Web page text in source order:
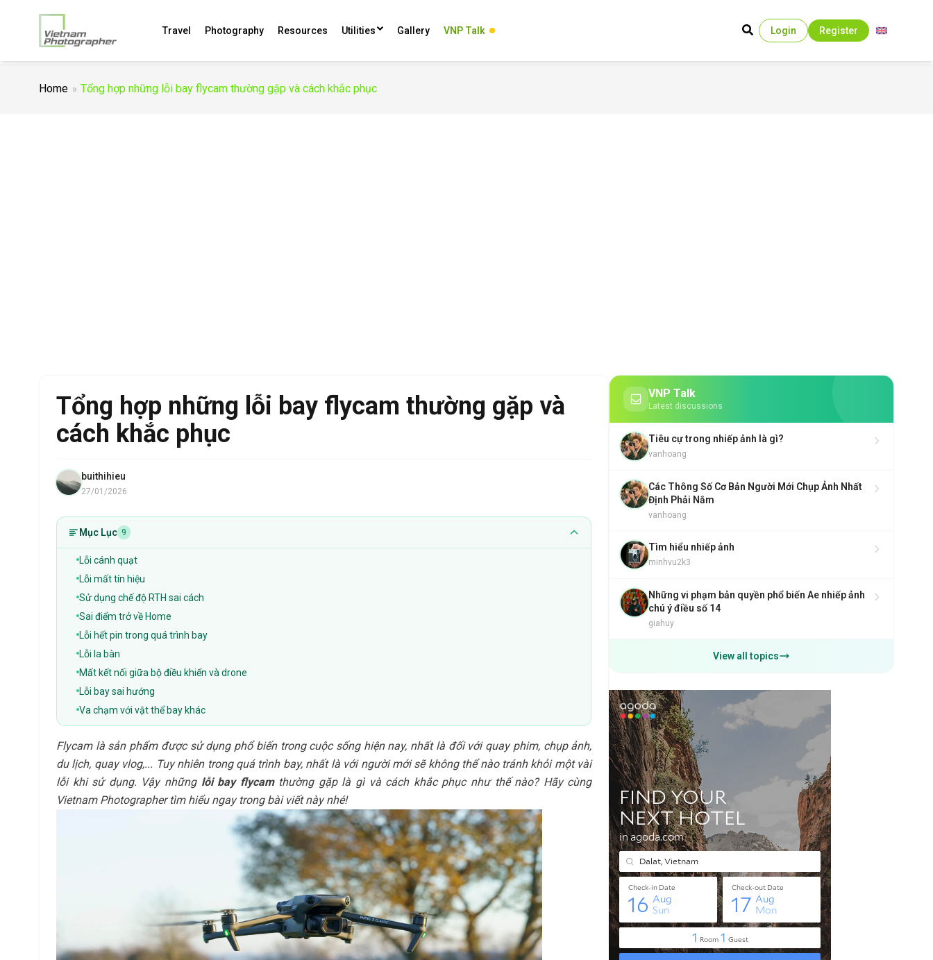
Travel Photography Resources Utilities Gallery VNP Talk Login Register
Home Tổng hợp những lỗi bay flycam thường gặp và cách khắc phục
Tổng hợp những lỗi bay flycam thường gặp và
cách khắc phục
buithihieu
27/01/2026
Mục Lục 9
Lỗi cánh quạt
Lỗi mất tín hiệu
Sử dụng chế độ RTH sai cách
Sai điểm trở về Home
Lỗi hết pin trong quá trình bay
Lỗi la bàn
Mất kết nối giữa bộ điều khiển và drone
Lỗi bay sai hướng
Va chạm với vật thể bay khác
Flycam là sản phẩm được sử dụng phổ biến trong cuộc sống hiện nay, nhất là đối với quay phim, chụp ảnh,
du lịch, quay vlog,... Tuy nhiên trong quá trình bay, nhất là với người mới sẽ không thể nào tránh khỏi một vài
lỗi khi sử dụng. Vậy những lỗi bay flycamthường gặp là gì và cách khắc phục như thế nào? Hãy cùng
Vietnam Photographer tìm hiểu ngay trong bài viết này nhé!
VNP Talk
Latest discussions
Tiêu cự trong nhiếp ảnh là gì?
vanhoang
Các Thông Số Cơ Bản Người Mới Chụp Ảnh Nhất
Định Phải Nắm
vanhoang
Tìm hiểu nhiếp ảnh
minhvu2k3
Những vi phạm bản quyền phổ biến Ae nhiếp ảnh
chú ý điều số 14
giahuy
View all topics